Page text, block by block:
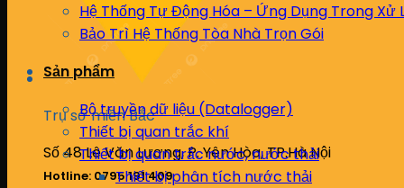
Trụ sở miền Bắc
Số 48 Lê Văn Lương, P. Yên Hòa, TP.Hà Nội
Hotline: 0795 191 409
Hệ Thống Tự Động Hóa – Ứng Dụng Trong Xử
Bảo Trì Hệ Thống Tòa Nhà Trọn Gói
Sản phẩm
Bộ truyền dữ liệu (Datalogger)
Thiết bị quan trắc khí
Thiết bị quan trắc nước, nước thải
Thiết bị phân tích nước thải